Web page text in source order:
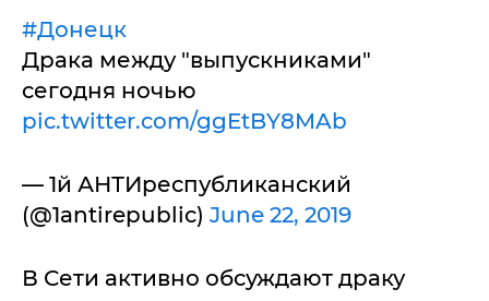
#Донецк
Драка между "выпускниками"
сегодня ночью
pic.twitter.com/ggEtBY8MAb
— 1й АНТИреспубликанский
(@1antirepublic) June 22, 2019
В Сети активно обсуждают драку